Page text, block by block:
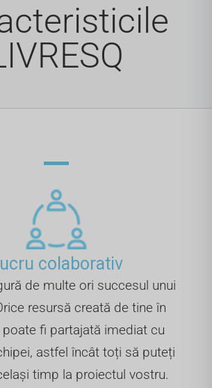
colaborativ
de multe ori succesul unui
resursă creată de tine în
poate fi partajată imediat cu
astfel încât toți să puteți
timp la proiectul vostru.